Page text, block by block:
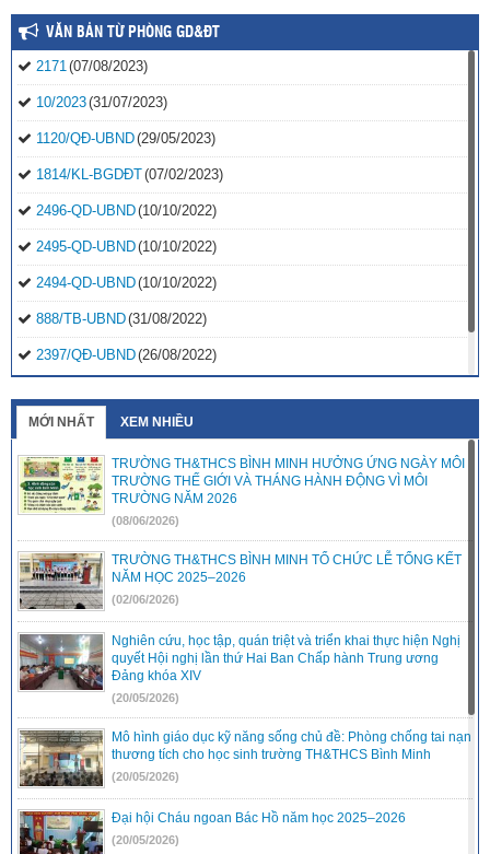
VĂN BẢN TỪ PHÒNG GD&ĐT
2171(07/08/2023)
10/2023(31/07/2023)
1120/QĐ-UBND(29/05/2023)
1814/KL-BGDĐT(07/02/2023)
2496-QD-UBND(10/10/2022)
2495-QD-UBND(10/10/2022)
2494-QD-UBND(10/10/2022)
888/TB-UBND(31/08/2022)
2397/QĐ-UBND(26/08/2022)
MỚI NHẤT XEM NHIỀU
TRƯỜNG TH&THCS BÌNH MINH HƯỞNG ỨNG NGÀY MÔI
TRƯỜNG THẾ GIỚI VÀ THÁNG HÀNH ĐỘNG VÌ MÔI
TRƯỜNG NĂM 2026
(08/06/2026)
TRƯỜNG TH&THCS BÌNH MINH TỔ CHỨC LỄ TỔNG KẾT
NĂM HỌC 2025–2026
(02/06/2026)
Nghiên cứu, học tập, quán triệt và triển khai thực hiện Nghị
quyết Hội nghị lần thứ Hai Ban Chấp hành Trung ương
Đảng khóa XIV
(20/05/2026)
Mô hình giáo dục kỹ năng sống chủ đề: Phòng chống tai nạn
thương tích cho học sinh trường TH&THCS Bình Minh
(20/05/2026)
Đại hội Cháu ngoan Bác Hồ năm học 2025–2026
(20/05/2026)